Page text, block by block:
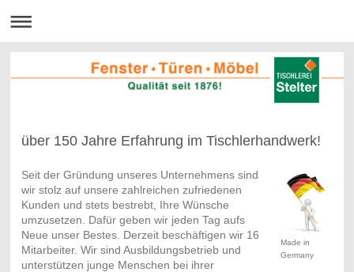
über 150 Jahre Erfahrung im Tischlerhandwerk!
Made in
Germany
Seit der Gründung unseres Unternehmens sind
wir stolz auf unsere zahlreichen zufriedenen
Kunden und stets bestrebt, Ihre Wünsche
umzusetzen. Dafür geben wir jeden Tag aufs
Neue unser Bestes. Derzeit beschäftigen wir 16
Mitarbeiter. Wir sind Ausbildungsbetrieb und
unterstützen junge Menschen bei ihrer